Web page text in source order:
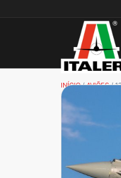
INÍCIO/AVIÕES/